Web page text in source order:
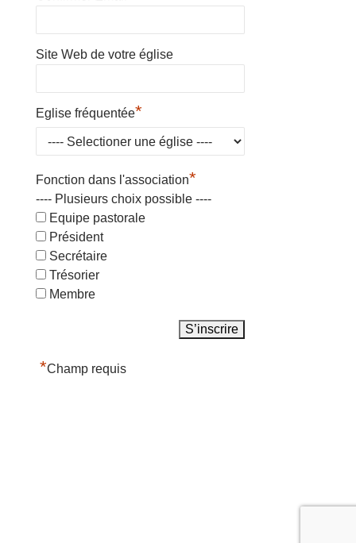
Site Web de votre église
Eglise fréquentée*
Fonction dans l'association*
---- Plusieurs choix possible ----
Equipe pastorale
Président
Secrétaire
Trésorier
Membre
*Champ requis